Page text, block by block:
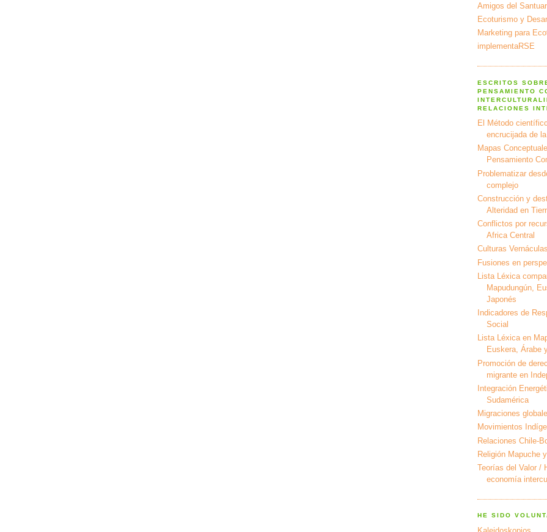
Amigos del
Ecoturismo y
Marketing para
implementaRSE
ESCRITOS
PENSAMIENTO
RELACIONES
El Método
encrucijada de
Mapas
Pensamiento
Problematizar
complejo
Construcción y
Alteridad en
Conflictos por
Africa Central
Culturas
Fusiones en
Lista Léxica
Mapudungún,
Japonés
Indicadores de
Social
Lista Léxica en
Euskera, Árabe
Promoción de
migrante en
Integración
Sudamérica
Migraciones
Movimientos
Relaciones Chile-
Religión Mapuche
Teorías del Valor /
economía
HE SIDO